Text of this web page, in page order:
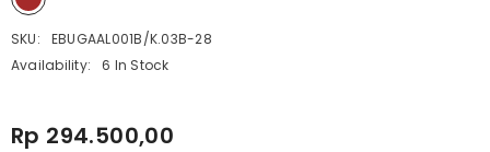
SKU:
EBUGAAL001B/K.03B-28
Availability:
6 In Stock
Rp 294.500,00